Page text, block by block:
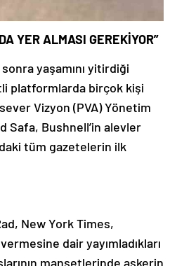
YER ALMASI GEREKİYOR”
yaşamını yitirdiği
platformlarda birçok kişi
Vizyon (PVA) Yönetim
Safa, Bushnell’in alevler
tüm gazetelerin ilk
New York Times,
dair yayımladıkları
manşetlerinde askerin